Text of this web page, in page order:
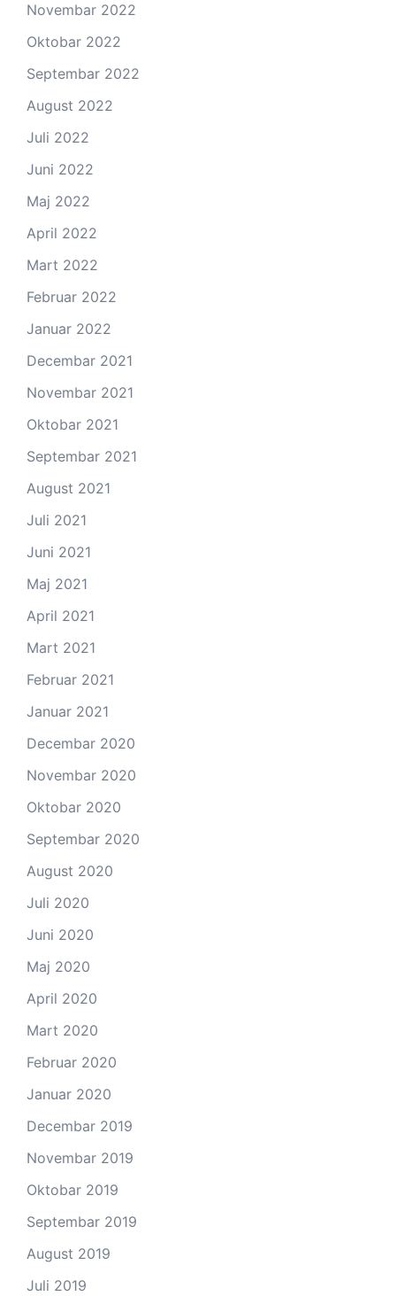
Novembar 2022
Oktobar 2022
Septembar 2022
August 2022
Juli 2022
Juni 2022
Maj 2022
April 2022
Mart 2022
Februar 2022
Januar 2022
Decembar 2021
Novembar 2021
Oktobar 2021
Septembar 2021
August 2021
Juli 2021
Juni 2021
Maj 2021
April 2021
Mart 2021
Februar 2021
Januar 2021
Decembar 2020
Novembar 2020
Oktobar 2020
Septembar 2020
August 2020
Juli 2020
Juni 2020
Maj 2020
April 2020
Mart 2020
Februar 2020
Januar 2020
Decembar 2019
Novembar 2019
Oktobar 2019
Septembar 2019
August 2019
Juli 2019